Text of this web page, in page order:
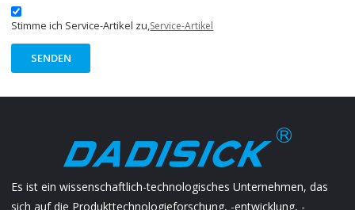
Stimme ich Service-Artikel zu,Service-Artikel
SENDEN
Es ist ein wissenschaftlich-technologisches Unternehmen, das
sich auf die Produkttechnologieforschung, -entwicklung, -